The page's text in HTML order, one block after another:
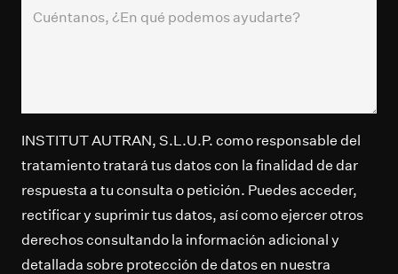
INSTITUT AUTRAN, S.L.U.P. como responsable del
tratamiento tratará tus datos con la finalidad de dar
respuesta a tu consulta o petición. Puedes acceder,
rectificar y suprimir tus datos, así como ejercer otros
derechos consultando la información adicional y
detallada sobre protección de datos en nuestra